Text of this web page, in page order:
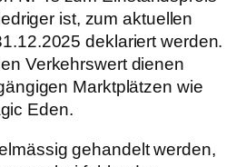
ist, zum aktuellen
deklariert werden.
Verkehrswert dienen
Marktplätzen wie
Eden.
gehandelt werden,